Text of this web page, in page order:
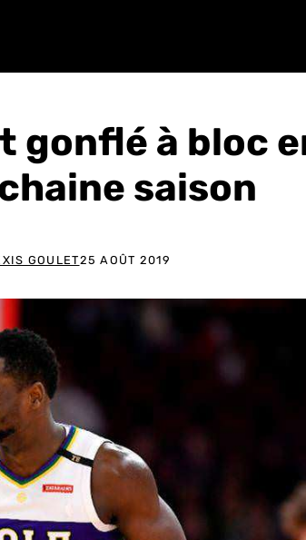
gonflé à bloc
saison
GOULET25 AOÛT 2019